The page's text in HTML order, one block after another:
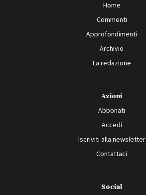
Home
Commenti
Approfondimenti
Archivio
La redazione
Azioni
Abbonati
Accedi
Iscriviti alla newsletter
Contattaci
Social